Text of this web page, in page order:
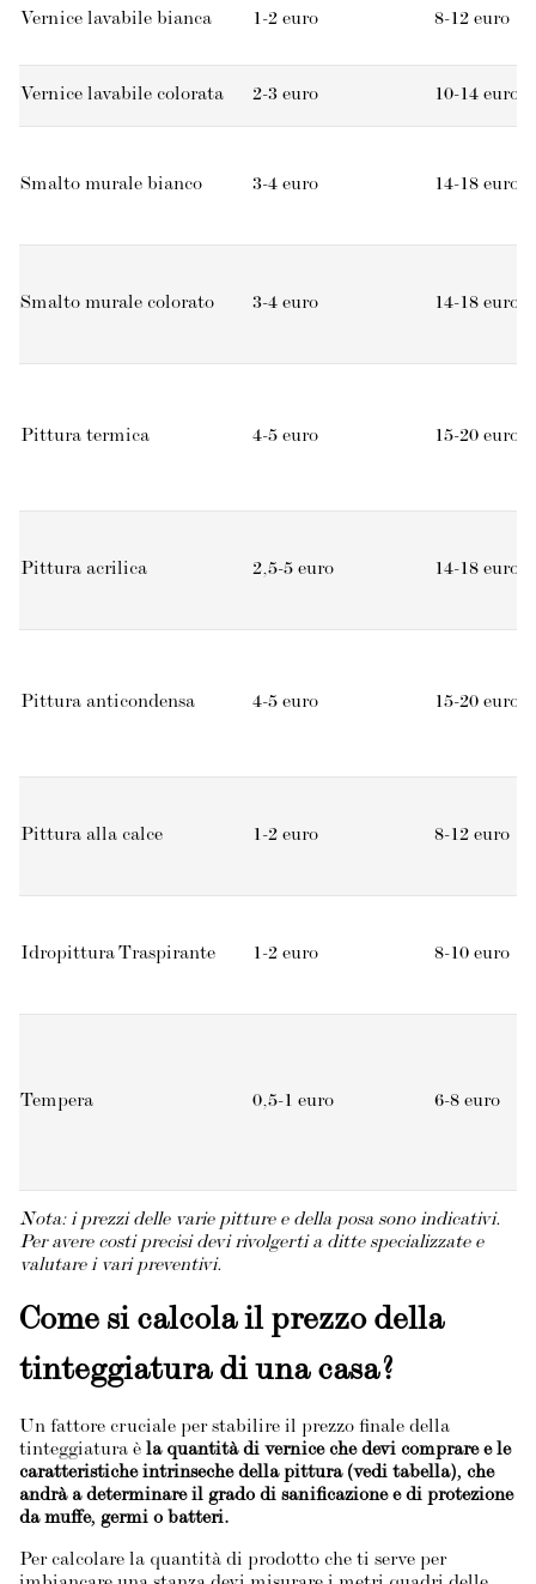
Vernice lavabile bianca 1-2 euro 8-12 euro
Vernice lavabile colorata 2-3 euro 10-14 euro
Smalto murale bianco 3-4 euro 14-18 euro
Smalto murale colorato 3-4 euro 14-18 euro
Pittura termica 4-5 euro 15-20 euro
Pittura acrilica 2,5-5 euro 14-18 euro
Pittura anticondensa 4-5 euro 15-20 euro
Pittura alla calce 1-2 euro 8-12 euro
Idropittura Traspirante 1-2 euro 8-10 euro
Tempera 0,5-1 euro 6-8 euro
Nota: i prezzi delle varie pitture e della posa sono indicativi.
Per avere costi precisi devi rivolgerti a ditte specializzate e
valutare i vari preventivi.
Come si calcola il prezzo della
tinteggiatura di una casa?
Un fattore cruciale per stabilire il prezzo finale della
tinteggiatura è la quantità di vernice che devi comprare e le
caratteristiche intrinseche della pittura (vedi tabella), che
andrà a determinare il grado di sanificazione e di protezione
da muffe, germi o batteri.
Per calcolare la quantità di prodotto che ti serve per